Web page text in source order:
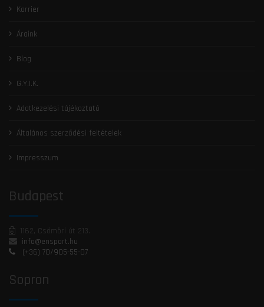
Karrier
Áraink
Blog
G.Y.I.K.
Adatkezelési tájékoztató
Általános szerződési feltételek
Impresszum
Budapest
1162, Csömöri út 213.
info@ensport.hu
(+36) 70/905-55-07
Sopron